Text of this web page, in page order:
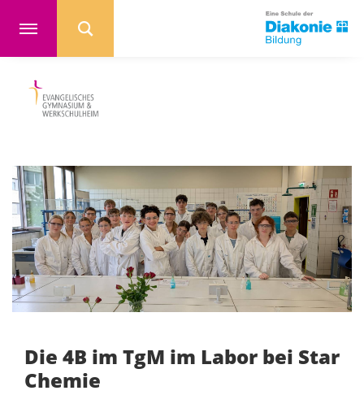
Die 4B im TgM im Labor bei Star
Chemie